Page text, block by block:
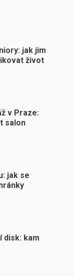
jak jim
život
v Praze:
salon
jak se
disk: kam